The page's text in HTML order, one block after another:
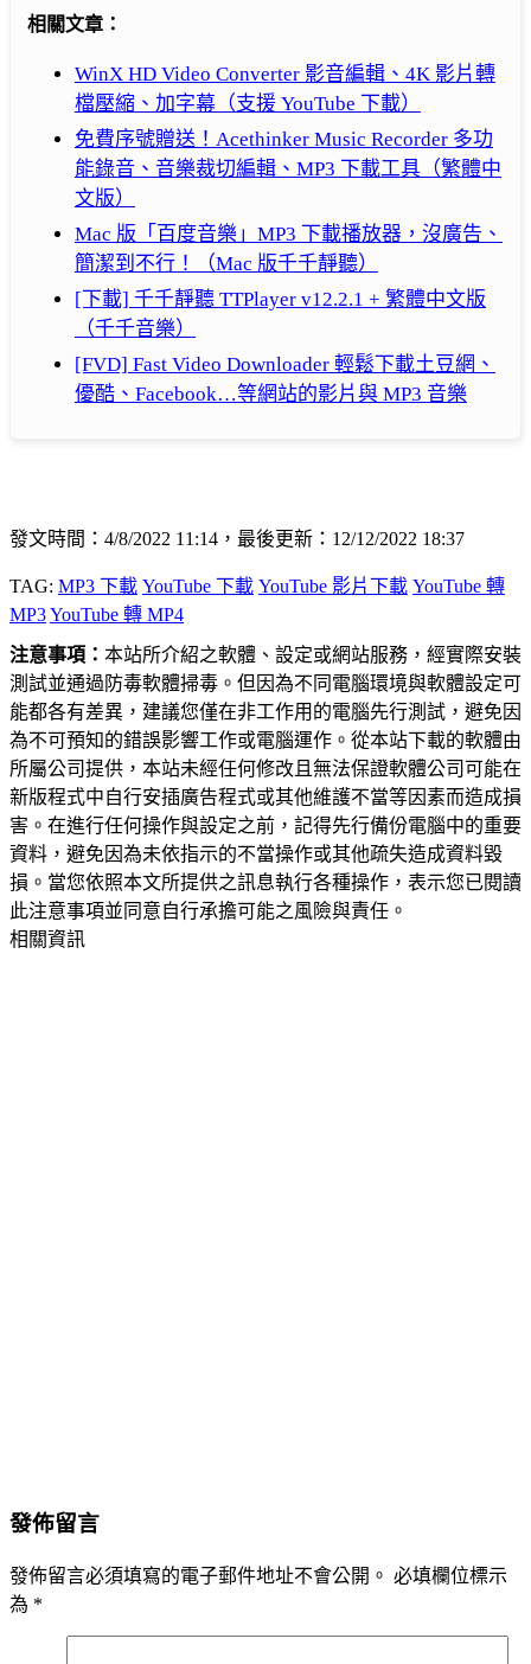
相關文章：
WinX HD Video Converter 影音編輯、4K 影片轉
檔壓縮、加字幕（支援 YouTube 下載）
免費序號贈送！Acethinker Music Recorder 多功
能錄音、音樂裁切編輯、MP3 下載工具（繁體中
文版）
Mac 版「百度音樂」MP3 下載播放器，沒廣告、
簡潔到不行！（Mac 版千千靜聽）
[下載] 千千靜聽 TTPlayer v12.2.1 + 繁體中文版
（千千音樂）
[FVD] Fast Video Downloader 輕鬆下載土豆網、
優酷、Facebook…等網站的影片與 MP3 音樂
發文時間：4/8/2022 11:14，最後更新：12/12/2022 18:37
TAG: MP3 下載 YouTube 下載 YouTube 影片下載 YouTube 轉
MP3YouTube 轉 MP4
注意事項： 本站所介紹之軟體、設定或網站服務，經實際安裝
測試並通過防毒軟體掃毒。但因為不同電腦環境與軟體設定可
能都各有差異，建議您僅在非工作用的電腦先行測試，避免因
為不可預知的錯誤影響工作或電腦運作。從本站下載的軟體由
所屬公司提供，本站未經任何修改且無法保證軟體公司可能在
新版程式中自行安插廣告程式或其他維護不當等因素而造成損
害。在進行任何操作與設定之前，記得先行備份電腦中的重要
資料，避免因為未依指示的不當操作或其他疏失造成資料毀
損。當您依照本文所提供之訊息執行各種操作，表示您已閱讀
此注意事項並同意自行承擔可能之風險與責任。
相關資訊
發佈留言
發佈留言必須填寫的電子郵件地址不會公開。 必填欄位標示
為 *